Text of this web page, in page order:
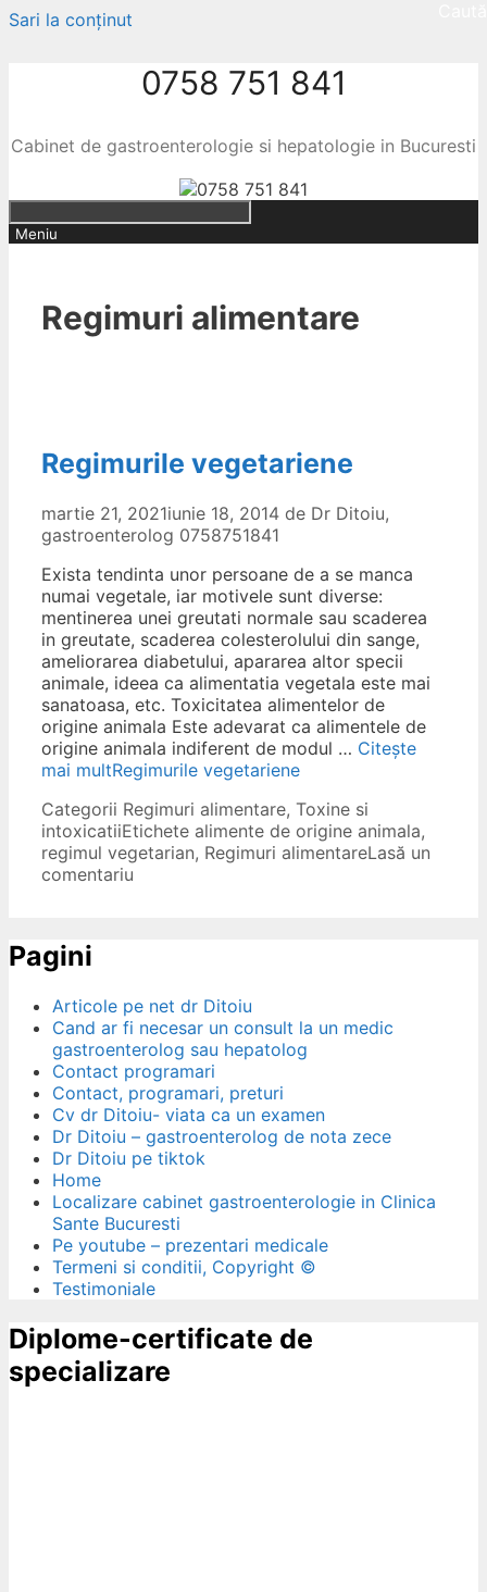
Sari la conținut
0758 751 841
Cabinet de gastroenterologie si hepatologie in Bucuresti
Meniu
Regimuri alimentare
Regimurile vegetariene
martie 21, 2021iunie 18, 2014 de Dr Ditoiu,
gastroenterolog 0758751841
Exista tendinta unor persoane de a se manca
numai vegetale, iar motivele sunt diverse:
mentinerea unei greutati normale sau scaderea
in greutate, scaderea colesterolului din sange,
ameliorarea diabetului, apararea altor specii
animale, ideea ca alimentatia vegetala este mai
sanatoasa, etc. Toxicitatea alimentelor de
origine animala Este adevarat ca alimentele de
origine animala indiferent de modul … Citește
mai multRegimurile vegetariene
Categorii Regimuri alimentare, Toxine si
intoxicatiiEtichete alimente de origine animala,
regimul vegetarian, Regimuri alimentareLasă un
comentariu
Pagini
Articole pe net dr Ditoiu
Cand ar fi necesar un consult la un medic
gastroenterolog sau hepatolog
Contact programari
Contact, programari, preturi
Cv dr Ditoiu- viata ca un examen
Dr Ditoiu – gastroenterolog de nota zece
Dr Ditoiu pe tiktok
Home
Localizare cabinet gastroenterologie in Clinica
Sante Bucuresti
Pe youtube – prezentari medicale
Termeni si conditii, Copyright ©
Testimoniale
Diplome-certificate de
specializare